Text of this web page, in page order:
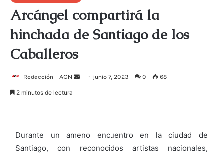
Arcángel compartirá la
hinchada de Santiago de los
Caballeros
Redacción - ACN
r
u
junio 7, 2023 0 68
2 minutos de lectura
Durante un ameno encuentro en la ciudad de
Santiago, con reconocidos artistas nacionales,